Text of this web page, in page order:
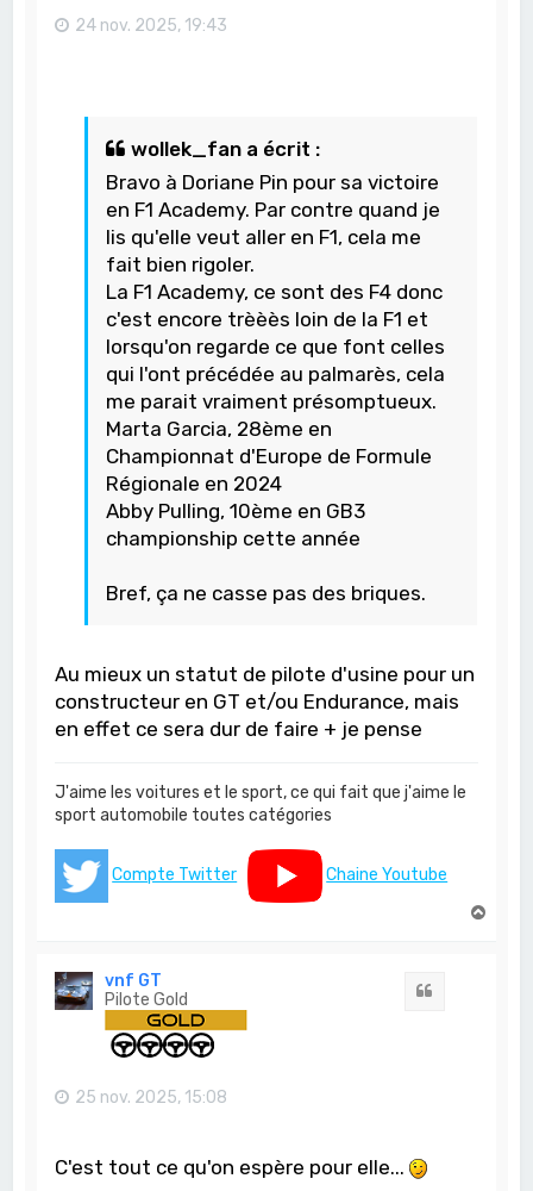
24 nov. 2025, 19:43
wollek_fan a écrit :
Bravo à Doriane Pin pour sa victoire
en F1 Academy. Par contre quand je
lis qu'elle veut aller en F1, cela me
fait bien rigoler.
La F1 Academy, ce sont des F4 donc
c'est encore trèèès loin de la F1 et
lorsqu'on regarde ce que font celles
qui l'ont précédée au palmarès, cela
me parait vraiment présomptueux.
Marta Garcia, 28ème en
Championnat d'Europe de Formule
Régionale en 2024
Abby Pulling, 10ème en GB3
championship cette année
Bref, ça ne casse pas des briques.
Au mieux un statut de pilote d'usine pour un
constructeur en GT et/ou Endurance, mais
en effet ce sera dur de faire + je pense
J'aime les voitures et le sport, ce qui fait que j'aime le
sport automobile toutes catégories
Compte Twitter
Chaine Youtube
vnf GT
Pilote Gold
25 nov. 2025, 15:08
C'est tout ce qu'on espère pour elle...